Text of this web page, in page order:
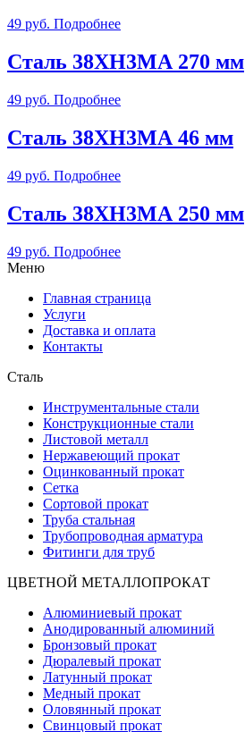
49 руб. Подробнее
Сталь 38ХН3МА 270 мм
49 руб. Подробнее
Сталь 38ХН3МА 46 мм
49 руб. Подробнее
Сталь 38ХН3МА 250 мм
49 руб. Подробнее
Меню
Главная страница
Услуги
Доставка и оплата
Контакты
Сталь
Инструментальные стали
Конструкционные стали
Листовой металл
Нержавеющий прокат
Оцинкованный прокат
Сетка
Сортовой прокат
Труба стальная
Трубопроводная арматура
Фитинги для труб
ЦВЕТНОЙ МЕТАЛЛОПРОКАТ
Алюминиевый прокат
Анодированный алюминий
Бронзовый прокат
Дюралевый прокат
Латунный прокат
Медный прокат
Оловянный прокат
Свинцовый прокат